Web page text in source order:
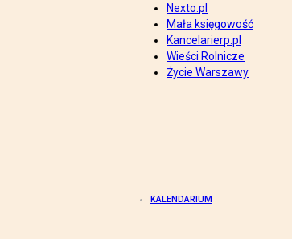
Nexto.pl
Mała księgowość
Kancelarierp.pl
Wieści Rolnicze
Życie Warszawy
KALENDARIUM